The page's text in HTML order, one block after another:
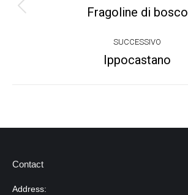
navigation
Previous
Fragoline di bosco
SUCCESSIVO
Next
Ippocastano
Contact
Address: